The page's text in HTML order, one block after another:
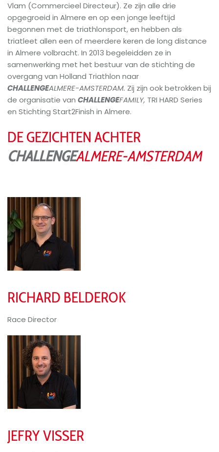
Vlam (Commercieel Directeur). Ze zijn alle drie
opgegroeid in Almere en op een jonge leeftijd
begonnen met de triathlonsport, en hebben als
triatleet allen een of meerdere keren de long distance
in Almere volbracht. In 2013 begeleidden ze in
samenwerking met het bestuur van de stichting de
overgang van Holland Triathlon naar
CHALLENGEALMERE-AMSTERDAM. Zij zijn ook betrokken bij
de organisatie van CHALLENGEFAMILY, TRI HARD Series
en Stichting Start2Finish in Almere.
DE GEZICHTEN ACHTER
CHALLENGEALMERE-AMSTERDAM
RICHARD BELDEROK
Race Director
JEFRY VISSER